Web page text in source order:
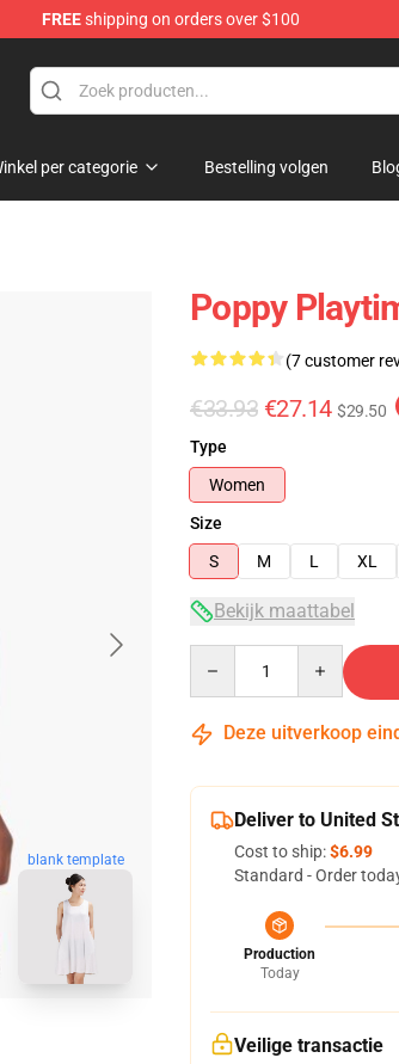
FREEshipping on orders over $100
per categorie Bestelling volgen
blank template
Poppy
(7 customer
€33.93 €27.14 $29.50
Type
Women
Size
S
M L XL
Bekijk maattabel
Deze uitverkoop
Deliver to United
Cost to ship:$6.99
Standard - Order
Production
Today
Veilige transactie